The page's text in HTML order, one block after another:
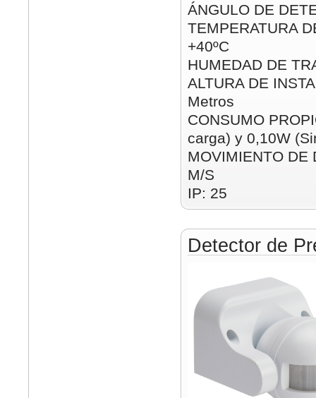
ÁNGULO DE
TEMPERATURA
+40ºC
HUMEDAD DE
ALTURA DE
Metros
CONSUMO
carga) y 0,10W
MOVIMIENTO DE
M/S
IP: 25
Detector de